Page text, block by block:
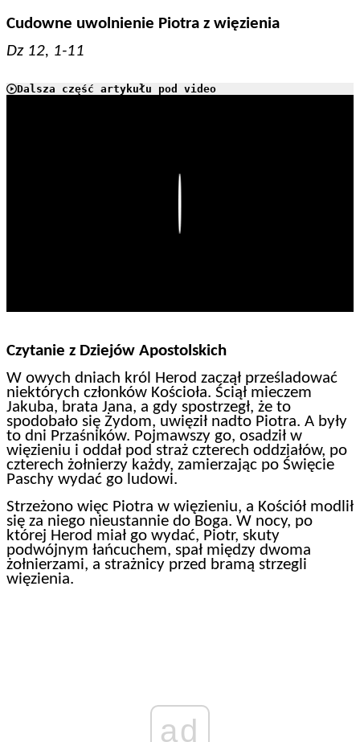
Cudowne uwolnienie Piotra z więzienia
Dz 12, 1-11
Dalsza część artykułu pod video
Czytanie z Dziejów Apostolskich
W owych dniach król Herod zaczął prześladować
niektórych członków Kościoła. Ściął mieczem
Jakuba, brata Jana, a gdy spostrzegł, że to
spodobało się Żydom, uwięził nadto Piotra. A były
to dni Przaśników. Pojmawszy go, osadził w
więzieniu i oddał pod straż czterech oddziałów, po
czterech żołnierzy każdy, zamierzając po Święcie
Paschy wydać go ludowi.
Strzeżono więc Piotra w więzieniu, a Kościół modlił
się za niego nieustannie do Boga. W nocy, po
której Herod miał go wydać, Piotr, skuty
podwójnym łańcuchem, spał między dwoma
żołnierzami, a strażnicy przed bramą strzegli
więzienia.
ad